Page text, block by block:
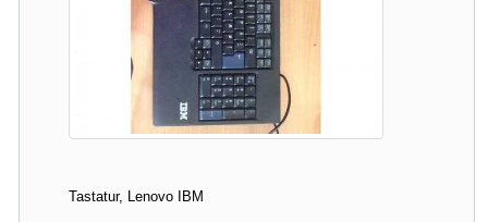
Tastatur, Lenovo IBM